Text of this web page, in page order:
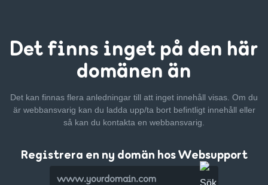
Det finns inget på den här
domänen än
Det kan finnas flera anledningar till att inget innehåll visas. Om du
är webbansvarig kan du ladda upp/ta bort befintligt innehåll eller
så kan du kontakta en webbansvarig.
Registrera en ny domän hos Websupport